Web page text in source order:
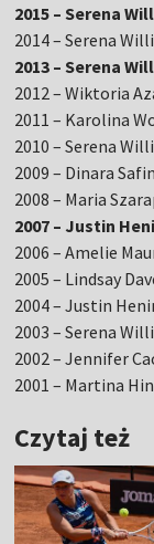
2015 – Serena
2014 – Serena
2013 – Serena
2012 – Wiktoria
2011 – Karolina
2010 – Serena
2009 – Dinara
2008 – Maria
2007 – Justin
2006 – Amelie
2005 – Lindsay
2004 – Justin
2003 – Serena
2002 – Jennifer
2001 – Martina
Czytaj też